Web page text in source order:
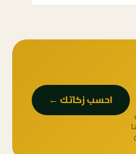
احسب زكاتك ←